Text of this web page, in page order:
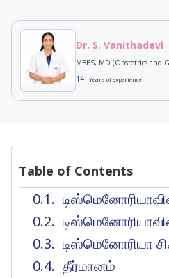
Dr. S. Vanithadevi
MBBS, MD (Obstetrics and
14+Years of experience
Table of Contents
டிஸ்மெனோரியா
தீர்மானம்